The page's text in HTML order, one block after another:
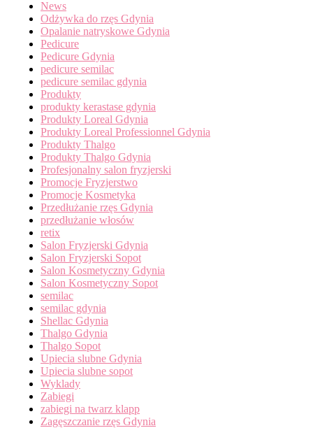
News
Odżywka do rzęs Gdynia
Opalanie natryskowe Gdynia
Pedicure
Pedicure Gdynia
pedicure semilac
pedicure semilac gdynia
Produkty
produkty kerastase gdynia
Produkty Loreal Gdynia
Produkty Loreal Professionnel Gdynia
Produkty Thalgo
Produkty Thalgo Gdynia
Profesjonalny salon fryzjerski
Promocje Fryzjerstwo
Promocje Kosmetyka
Przedłużanie rzęs Gdynia
przedłużanie włosów
retix
Salon Fryzjerski Gdynia
Salon Fryzjerski Sopot
Salon Kosmetyczny Gdynia
Salon Kosmetyczny Sopot
semilac
semilac gdynia
Shellac Gdynia
Thalgo Gdynia
Thalgo Sopot
Upiecia slubne Gdynia
Upiecia slubne sopot
Wyklady
Zabiegi
zabiegi na twarz klapp
Zagęszczanie rzęs Gdynia